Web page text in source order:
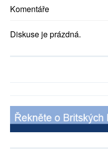
Komentáře
Diskuse je prázdná.